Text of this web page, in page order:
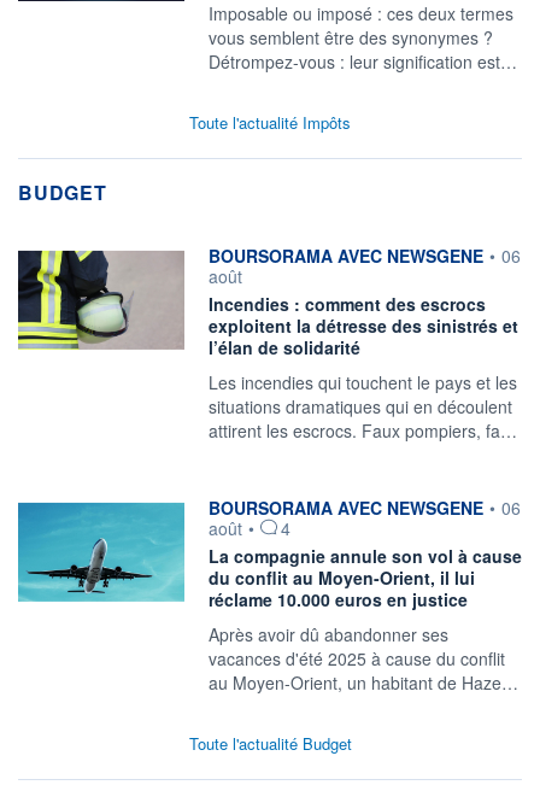
Imposable ou imposé : ces deux termes
vous semblent être des synonymes ?
Détrompez-vous : leur signification est…
Toute l'actualité Impôts
BUDGET
information fournie par
BOURSORAMA AVEC NEWSGENE • 06
août
Incendies : comment des escrocs
exploitent la détresse des sinistrés et
l’élan de solidarité
Les incendies qui touchent le pays et les
situations dramatiques qui en découlent
attirent les escrocs. Faux pompiers, fa…
information fournie par
BOURSORAMA AVEC NEWSGENE • 06
août •
4
La compagnie annule son vol à cause
du conflit au Moyen-Orient, il lui
réclame 10.000 euros en justice
Après avoir dû abandonner ses
vacances d'été 2025 à cause du conflit
au Moyen-Orient, un habitant de Haze…
Toute l'actualité Budget